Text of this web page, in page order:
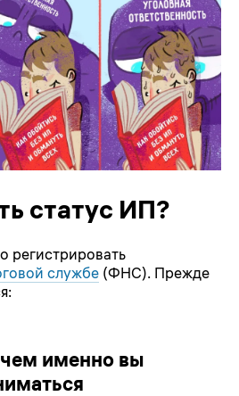
статус ИП?
регистрировать
службе (ФНС). Прежде
именно вы